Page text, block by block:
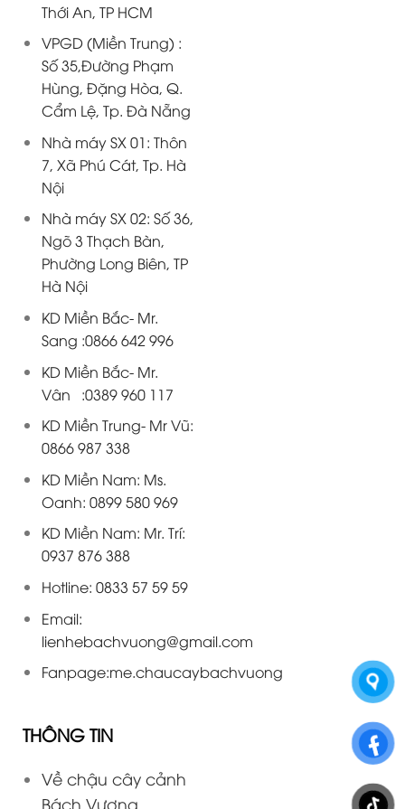
Thới An, TP HCM
VPGD (Miền Trung) :
Số 35,Đường Phạm
Hùng, Đặng Hòa, Q.
Cẩm Lệ, Tp. Đà Nẵng
Nhà máy SX 01: Thôn
7, Xã Phú Cát, Tp. Hà
Nội
Nhà máy SX 02: Số 36,
Ngõ 3 Thạch Bàn,
Phường Long Biên, TP
Hà Nội
KD Miền Bắc- Mr.
Sang :0866 642 996
KD Miền Bắc- Mr.
Vân :0389 960 117
KD Miền Trung- Mr Vũ:
0866 987 338
KD Miền Nam: Ms.
Oanh: 0899 580 969
KD Miền Nam: Mr. Trí:
0937 876 388
Hotline: 0833 57 59 59
Email:
lienhebachvuong@gmail.com
Fanpage:me.chaucaybachvuong
THÔNG TIN
Về chậu cây cảnh
Bách Vượng